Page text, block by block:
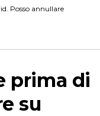
Posso annullare
prima di
su